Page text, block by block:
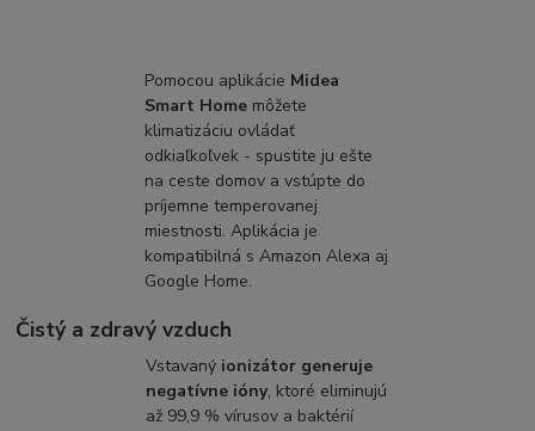
Pomocou aplikácie Midea
Smart Home môžete
klimatizáciu ovládať
odkiaľkoľvek - spustite ju ešte
na ceste domov a vstúpte do
príjemne temperovanej
miestnosti. Aplikácia je
kompatibilná s Amazon Alexa aj
Google Home.
Čistý a zdravý vzduch
Vstavaný ionizátor generuje
negatívne ióny, ktoré eliminujú
až 99,9 % vírusov a baktérií